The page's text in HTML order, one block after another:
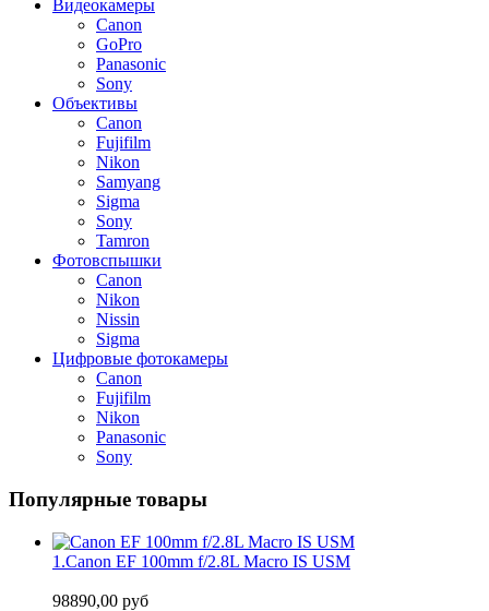
Видеокамеры
Canon
GoPro
Panasonic
Sony
Объективы
Canon
Fujifilm
Nikon
Samyang
Sigma
Sony
Tamron
Фотовспышки
Canon
Nikon
Nissin
Sigma
Цифровые фотокамеры
Canon
Fujifilm
Nikon
Panasonic
Sony
Популярные товары
1.Canon EF 100mm f/2.8L Macro IS USM
98890,00 руб